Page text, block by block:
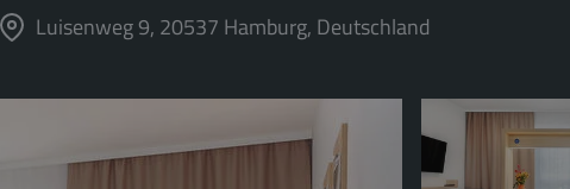
Luisenweg 9, 20537 Hamburg, Deutschland